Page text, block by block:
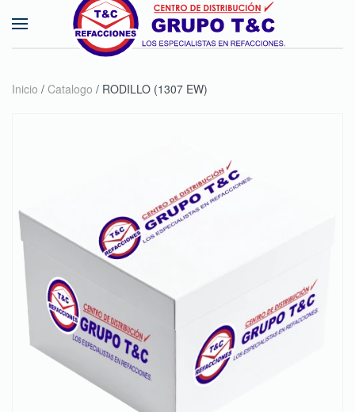
Skip to main content
Inicio / Catalogo / RODILLO (1307 EW)